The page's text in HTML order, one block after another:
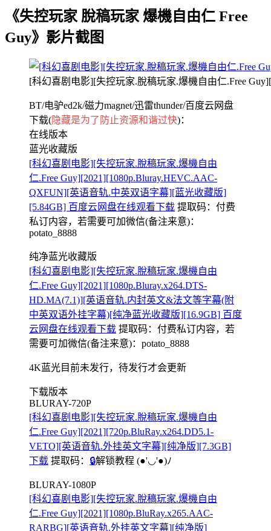
《失控玩家 脫稿玩家 爆機自由仁 Free
Guy》影片截图
[科幻喜剧电影][失控玩家.脫稿玩家.爆機自由仁.Free
BT/电驴ed2k/磁力magnet/迅雷thunder/百度云网盘
下载(隐藏是为了防止资源和谐过快)：
在线版本
蓝光收藏版
[科幻喜剧电影][失控玩家.脫稿玩家.爆機自由
仁.Free Guy][2021][1080p.Bluray.HEVC.AAC-
QXFUN][英语音轨.中英双语字幕][蓝光收藏版]
[5.84GB] 百度云网盘在线观看下载 提取码： 付费
私订内容，若需要可加微信(备注来意)：
potato_8888
纯净蓝光收藏版
[科幻喜剧电影][失控玩家.脫稿玩家.爆機自由
仁.Free Guy][2021][1080p.Bluray.x264.DTS-
HD.MA(7.1)][英语音轨.内封英文&法文等字幕(附
中英双语外挂字幕)[纯净蓝光收藏版][16.9GB] 百度
云网盘在线观看下载 提取码： 付费私订内容，若
需要可加微信(备注来意)：potato_8888
4K蓝光目前未发行，待发行才会更新
下载版本
BLURAY-720P
[科幻喜剧电影][失控玩家.脫稿玩家.爆機自由
仁.Free Guy][2021][720p.BluRay.x264.DD5.1-
VETO][英语音轨.外挂英文字幕][纯净版][7.3GB]
下载 提取码： 🔒解锁教程 (●'◡'●)ﾉ
BLURAY-1080P
[科幻喜剧电影][失控玩家.脫稿玩家.爆機自由
仁.Free Guy][2021][1080p.BluRay.x265.AAC-
RARBG][英语音轨.外挂英文字幕][纯净版]